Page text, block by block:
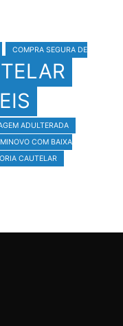
COMPRA SEGURA DE
ADULTERADA
COM BAIXA
CAUTELAR